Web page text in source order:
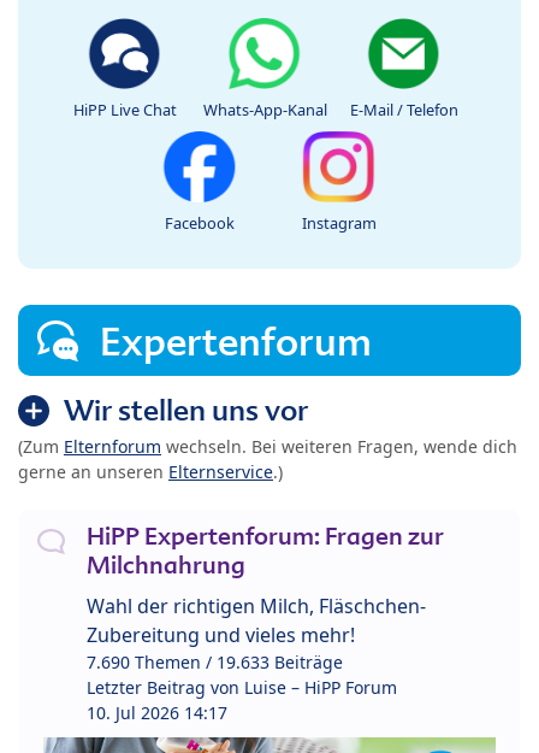
HiPP Live Chat Whats-App-Kanal E-Mail / Telefon
Facebook Instagram
Expertenforum
Wir stellen uns vor
(Zum Elternforum wechseln. Bei weiteren Fragen, wende dich
gerne an unseren Elternservice.)
HiPP Expertenforum: Fragen zur
Milchnahrung
Wahl der richtigen Milch, Fläschchen-
Zubereitung und vieles mehr!
7.690 Themen / 19.633 Beiträge
Letzter Beitrag von Luise – HiPP Forum
10. Jul 2026 14:17